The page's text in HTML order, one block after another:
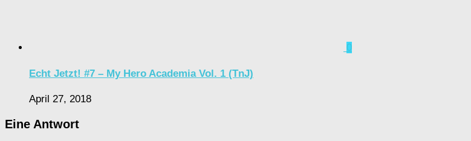
0
Echt Jetzt! #7 – My Hero Academia Vol. 1 (TnJ)
April 27, 2018
Eine Antwort